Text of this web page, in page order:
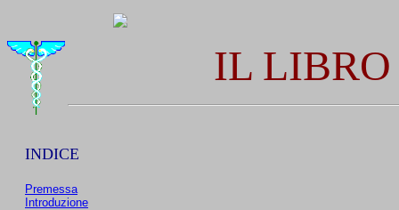
IL
INDICE
Premessa
Introduzione